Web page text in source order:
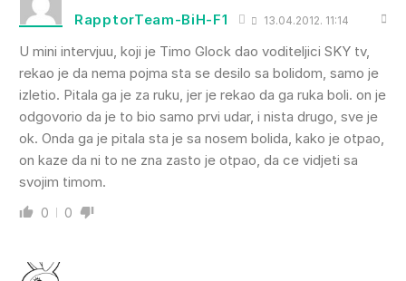
RapptorTeam-BiH-F1 13.04.2012. 11:14
U mini intervjuu, koji je Timo Glock dao voditeljici SKY tv,
rekao je da nema pojma sta se desilo sa bolidom, samo je
izletio. Pitala ga je za ruku, jer je rekao da ga ruka boli. on je
odgovorio da je to bio samo prvi udar, i nista drugo, sve je
ok. Onda ga je pitala sta je sa nosem bolida, kako je otpao,
on kaze da ni to ne zna zasto je otpao, da ce vidjeti sa
svojim timom.
0 0